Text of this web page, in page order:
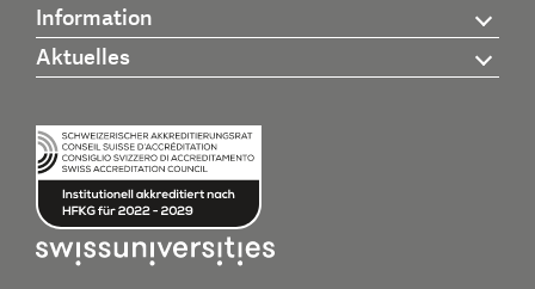
Information
Aktuelles